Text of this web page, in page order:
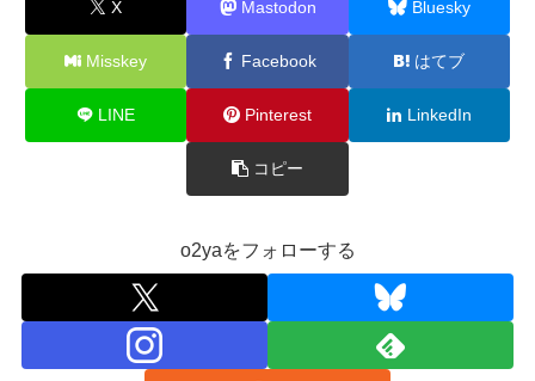
X Mastodon Bluesky
Misskey Facebook はてブ
LINE Pinterest LinkedIn
コピー
o2yaをフォローする